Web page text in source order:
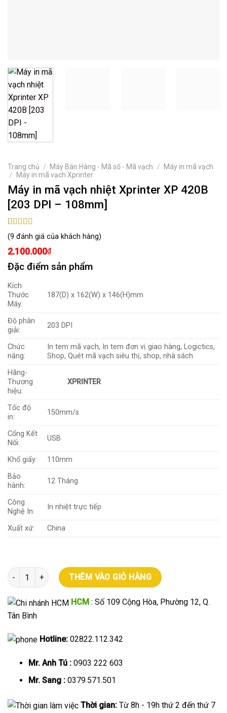
Trang chủ / Máy Bán Hàng - Mã số - Mã vạch /
Máy in mã vạch
/
Máy in mã vạch Xprinter
Máy in mã vạch nhiệt Xprinter XP 420B
[203 DPI – 108mm]
5.00trên 5
dựa trên
9
đánh giá
(9 đánh giá của khách hàng)
2.100.000₫
Đặc điểm sản phẩm
Kích
Thước
Máy:
187(D) x 162(W) x 146(H)mm
Độ phân
giải:
203 DPI
Chức
năng:
In tem mã vạch, In tem đơn vị giao hàng, Logictics,
Shop, Quét mã vạch siêu thị, shop, nhà sách
Hãng-
Thương
hiệu:
XPRINTER
Tốc độ
in:
150mm/s
Cổng Kết
Nối:
USB
Khổ giấy:
110mm
Bảo
hành:
12 Tháng
Công
Nghệ In:
In nhiệt trực tiếp
Xuất xứ: China
Máy in mã vạch nhiệt Xprinter XP 420B [203 DPI - 108mm] số
THÊM VÀO GIỎ HÀNG
HCM : Số 109 Cộng Hòa, Phường 12, Q.
Tân Bình
Hotline: 02822.112.342
Mr. Anh Tú :0903 222 603
Mr. Sang :0379.571.501
Thời gian: Từ 8h - 19h thứ 2 đến thứ 7